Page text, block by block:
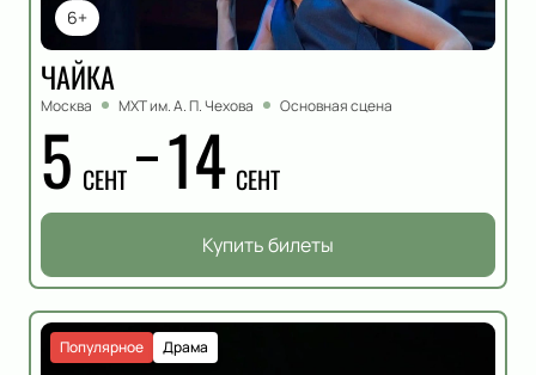
6+
ЧАЙКА
Москва МХТ им. А. П. Чехова Основная сцена
5 СЕНТ 14 СЕНТ
Купить билеты
Драма
Популярное